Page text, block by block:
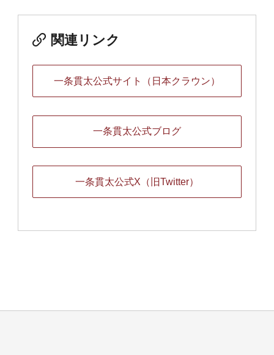
関連リンク
一条貫太公式サイト（日本クラウン）
一条貫太公式ブログ
一条貫太公式X（旧Twitter）